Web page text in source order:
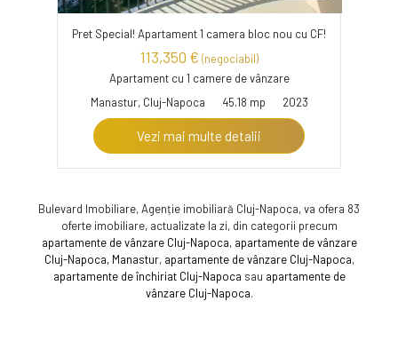
Pret Special! Apartament 1 camera bloc nou cu CF!
113,350 € (negociabil)
Apartament cu 1 camere de vânzare
Manastur, Cluj-Napoca
45.18 mp 2023
Vezi mai multe detalii
Bulevard Imobiliare, Agenție imobiliară Cluj-Napoca, va ofera 83
oferte imobiliare, actualizate la zi, din categorii precum
apartamente de vânzare Cluj-Napoca, apartamente de vânzare
Cluj-Napoca, Manastur, apartamente de vânzare Cluj-Napoca,
apartamente de închiriat Cluj-Napoca sau apartamente de
vânzare Cluj-Napoca.